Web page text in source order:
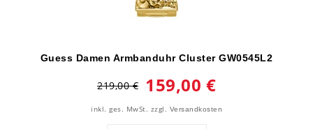
Guess Damen Armbanduhr Cluster GW0545L2
219,00 € 159,00 €
inkl. ges. MwSt. zzgl. Versandkosten